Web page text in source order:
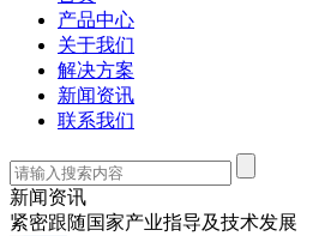
产品中心
关于我们
解决方案
新闻资讯
联系我们
新闻资讯
紧密跟随国家产业指导及技术发展